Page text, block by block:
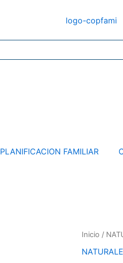
PLANIFICACION FAMILIAR
Inicio /
DYPHLAMIN
MG